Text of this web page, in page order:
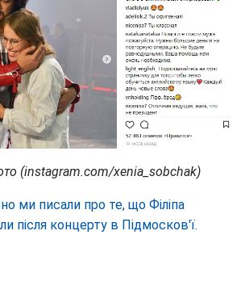
(instagram.com/xenia_sobchak)
ми писали про те, що Філіпа
після концерту в Підмосков'ї.